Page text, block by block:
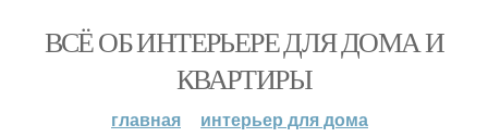
ВСЁ ОБ ИНТЕРЬЕРЕ ДЛЯ ДОМА И
КВАРТИРЫ
главная
интерьер для дома